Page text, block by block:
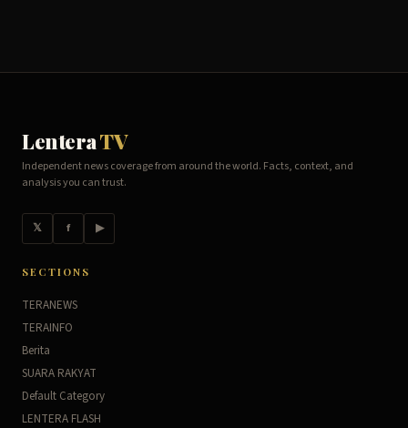
LenteraTV
Independent news coverage from around the world. Facts, context, and
analysis you can trust.
𝕏 f ▶
SECTIONS
TERANEWS
TERAINFO
Berita
SUARA RAKYAT
Default Category
LENTERA FLASH